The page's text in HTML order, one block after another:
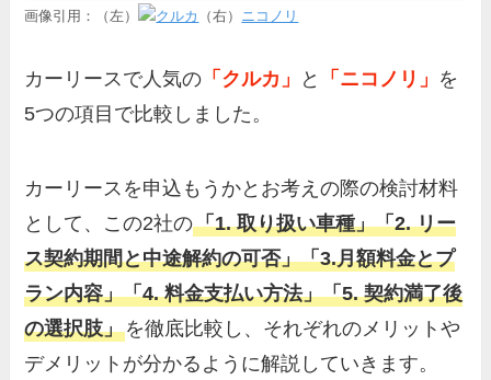
画像引用：（左） クルカ （右） ニコノリ
カーリースで人気の 「クルカ」 と 「ニコノリ」 を
5つの項目で比較しました。
カーリースを申込もうかとお考えの際の検討材料
として、この2社の「1. 取り扱い車種」「2. リー
ス契約期間と中途解約の可否」「3.月額料金とプ
ラン内容」「4. 料金支払い方法」「5. 契約満了後
の選択肢」を徹底比較し、それぞれのメリットや
デメリットが分かるように解説していきます。